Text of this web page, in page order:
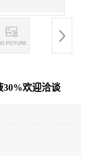
30%欢迎洽谈